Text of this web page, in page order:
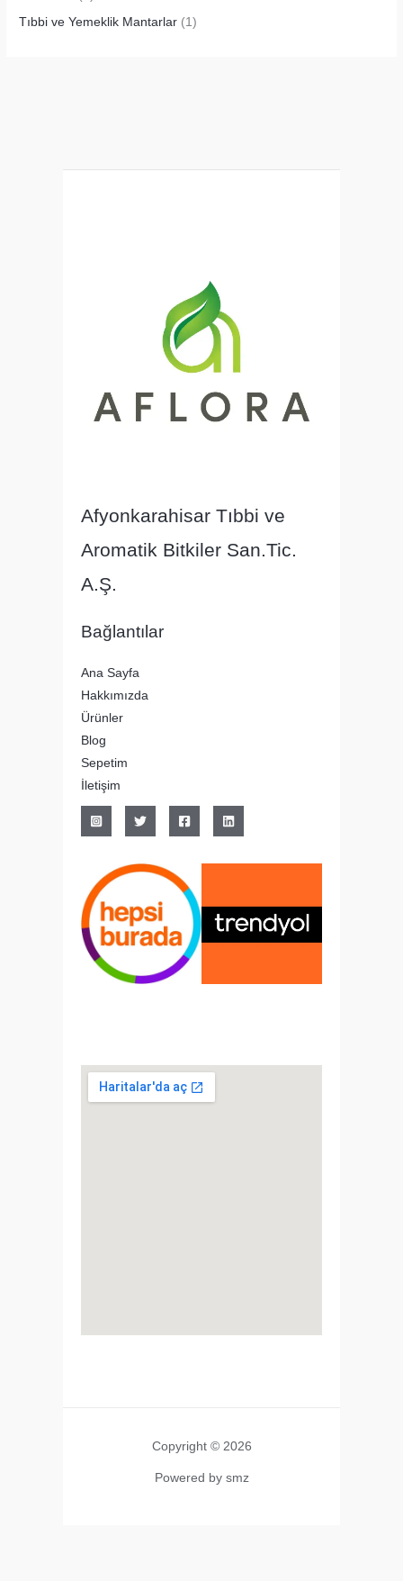
Tıbbi ve Yemeklik Mantarlar (1)
Afyonkarahisar Tıbbi ve
Aromatik Bitkiler San.Tic.
A.Ş.
Bağlantılar
Ana Sayfa
Hakkımızda
Ürünler
Blog
Sepetim
İletişim
Copyright © 2026
Powered by smz